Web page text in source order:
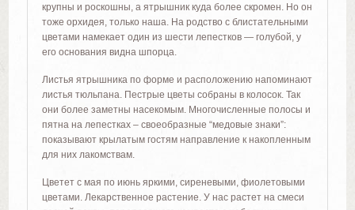
крупны и роскошны, а ятрышник куда более скромен. Но он
тоже орхидея, только наша. На родство с блистательными
цветами намекает один из шести лепестков — голубой, у
его основания видна шпорца.
Листья ятрышника по форме и расположению напоминают
листья тюльпана. Пестрые цветы собраны в колосок. Так
они более заметны насекомым. Многочисленные полосы и
пятна на лепестках – своеобразные “медовые знаки”:
показывают крылатым гостям направление к накопленным
для них лакомствам.
Цветет с мая по июнь яркими, сиреневыми, фиолетовыми
цветами. Лекарственное растение. У нас растет на смеси